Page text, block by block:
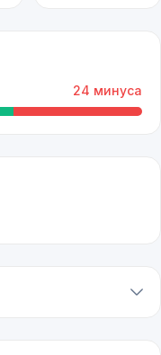
24 минуса